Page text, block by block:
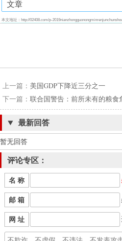
文章
本文地址：http://02408.com/p-
上一篇： 美国GDP下降近三分之一
下一篇： 联合国警告：前所未有的粮食
最新回答
暂无回答
评论专区：
名 称
邮 箱
网 址